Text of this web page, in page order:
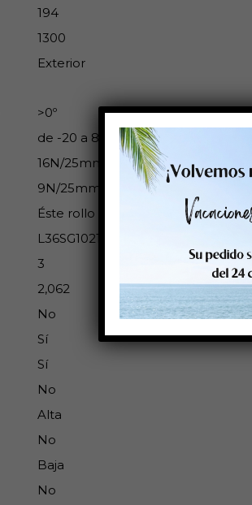
194
1300
Exterior
>0º
de -20 a 80ºC
16N/25mm
9N/25mm
Éste rollo es compatible con: Cab:
L36SG102102HIS
3
2,062
No
Sí
Sí
No
Alta
No
Baja
No